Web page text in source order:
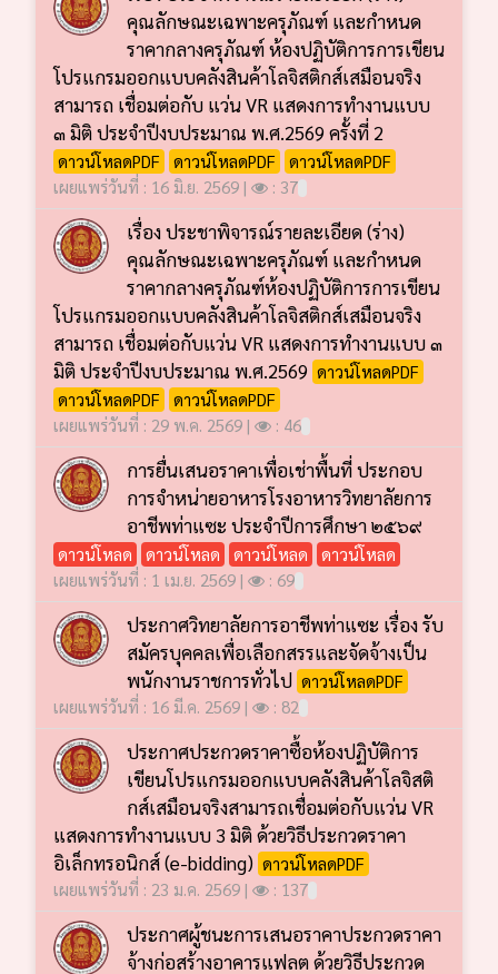
คุณลักษณะเฉพาะครุภัณฑ์ และกำหนด
ราคากลางครุภัณฑ์ ห้องปฏิบัติการการเขียน
โปรแกรมออกแบบคลังสินค้าโลจิสติกส์เสมือนจริง
สามารถ เชื่อมต่อกับ แว่น VR แสดงการทำงานแบบ
๓ มิติ ประจำปีงบประมาณ พ.ศ.2569 ครั้งที่ 2
ดาวน์โหลดPDF ดาวน์โหลดPDF
ดาวน์โหลดPDF
เผยแพร่วันที่ : 16 มิ.ย. 2569 |
: 37
เรื่อง ประชาพิจารณ์รายละเอียด (ร่าง)
คุณลักษณะเฉพาะครุภัณฑ์ และกำหนด
ราคากลางครุภัณฑ์ห้องปฏิบัติการการเขียน
โปรแกรมออกแบบคลังสินค้าโลจิสติกส์เสมือนจริง
สามารถ เชื่อมต่อกับแว่น VR แสดงการทำงานแบบ ๓
มิติ ประจำปีงบประมาณ พ.ศ.2569 ดาวน์โหลดPDF
ดาวน์โหลดPDF
ดาวน์โหลดPDF
เผยแพร่วันที่ : 29 พ.ค. 2569 |
: 46
การยื่นเสนอราคาเพื่อเช่าพื้นที่ ประกอบ
การจำหน่ายอาหารโรงอาหารวิทยาลัยการ
อาชีพท่าแซะ ประจำปีการศึกษา ๒๕๖๙
ดาวน์โหลด ดาวน์โหลด ดาวน์โหลด
ดาวน์โหลด
เผยแพร่วันที่ : 1 เม.ย. 2569 |
: 69
ประกาศวิทยาลัยการอาชีพท่าแซะ เรื่อง รับ
สมัครบุคคลเพื่อเลือกสรรและจัดจ้างเป็น
พนักงานราชการทั่วไป ดาวน์โหลดPDF
เผยแพร่วันที่ : 16 มี.ค. 2569 |
: 82
ประกาศประกวดราคาซื้อห้องปฏิบัติการ
เขียนโปรแกรมออกแบบคลังสินค้าโลจิสติ
กส์เสมือนจริงสามารถเชื่อมต่อกับแว่น VR
แสดงการทำงานแบบ 3 มิติ ด้วยวิธีประกวดราคา
อิเล็กทรอนิกส์ (e-bidding) ดาวน์โหลดPDF
เผยแพร่วันที่ : 23 ม.ค. 2569 |
: 137
ประกาศผู้ชนะการเสนอราคาประกวดราคา
จ้างก่อสร้างอาคารแฟลต ด้วยวิธีประกวด